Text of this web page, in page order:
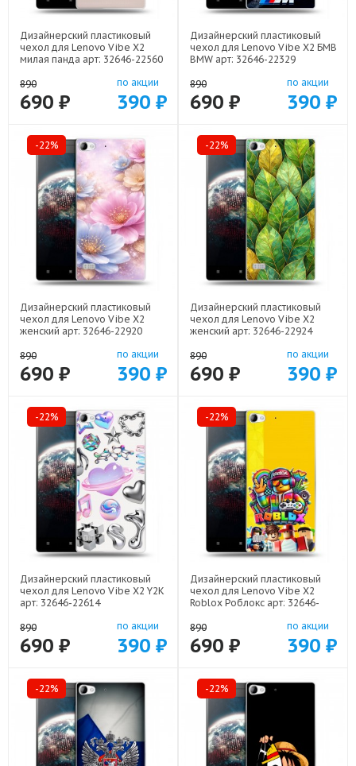
Дизайнерский пластиковый
чехол для Lenovo Vibe X2
милая панда арт: 32646-22560
890
690 ₽
по акции
390 ₽
Дизайнерский пластиковый
чехол для Lenovo Vibe X2 БМВ
BMW арт: 32646-22329
890
690 ₽
по акции
390 ₽
-22%
Дизайнерский пластиковый
чехол для Lenovo Vibe X2
женский арт: 32646-22920
890
690 ₽
по акции
390 ₽
-22%
Дизайнерский пластиковый
чехол для Lenovo Vibe X2
женский арт: 32646-22924
890
690 ₽
по акции
390 ₽
-22%
Дизайнерский пластиковый
чехол для Lenovo Vibe X2 Y2K
арт: 32646-22614
890
690 ₽
по акции
390 ₽
-22%
Дизайнерский пластиковый
чехол для Lenovo Vibe X2
Roblox Роблокс арт: 32646-
890
690 ₽
по акции
390 ₽
-22% -22%